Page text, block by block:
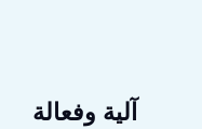
آلية وفعالة